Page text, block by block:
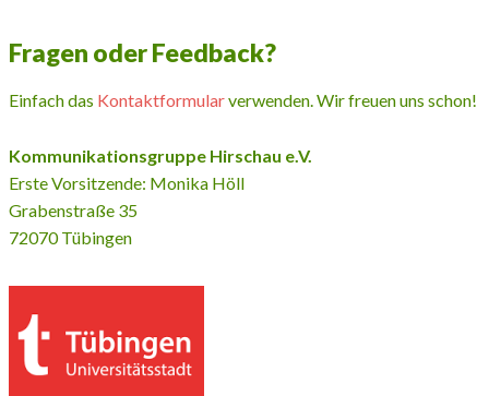
Fragen oder Feedback?
Einfach das Kontaktformularverwenden. Wir freuen uns schon!
Kommunikationsgruppe Hirschau e.V.
Erste Vorsitzende: Monika Höll
Grabenstraße 35
72070 Tübingen